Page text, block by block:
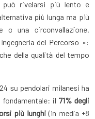
rivelarsi più lento e
più lunga ma più
o una circonvallazione.
del Percorso »:
della qualità del tempo
su pendolari milanesi ha
il 71% degli
più lunghi(in media +8